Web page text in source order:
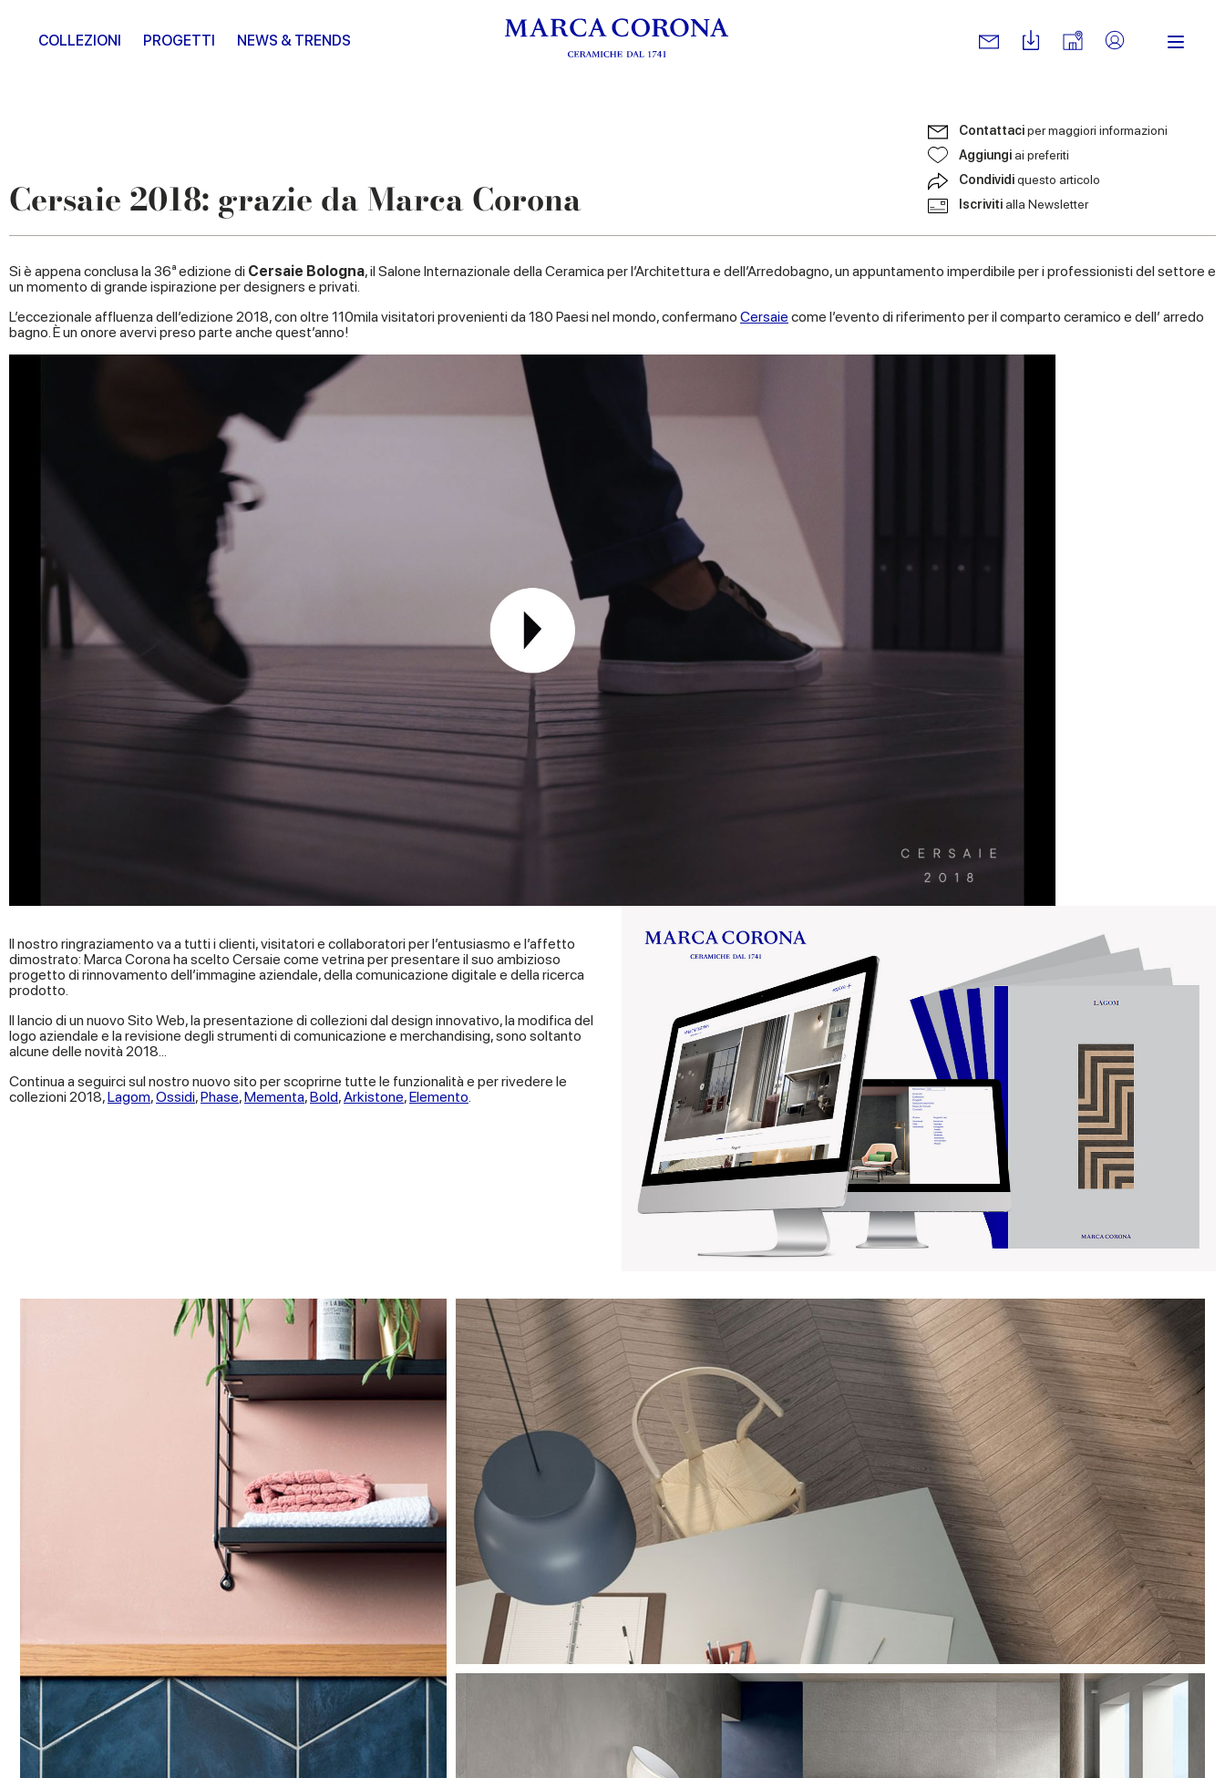
COLLEZIONI PROGETTI NEWS & TRENDS
Cersaie 2018: grazie da Marca Corona
Contattaciper maggiori informazioni
Aggiungi ai preferiti
Condividiquesto articolo
Iscriviti alla Newsletter
Si è appena conclusa la 36ª edizione di Cersaie Bologna, il Salone Internazionale della Ceramica per l’Architettura e dell’Arredobagno, un appuntamento imperdibile per i professionisti del settore e
un momento di grande ispirazione per designers e privati.
L’eccezionale affluenza dell’edizione 2018, con oltre 110mila visitatori provenienti da 180 Paesi nel mondo, confermano Cersaie come l’evento di riferimento per il comparto ceramico e dell’ arredo
bagno. È un onore avervi preso parte anche quest’anno!
Il nostro ringraziamento va a tutti i clienti, visitatori e collaboratori per l’entusiasmo e l’affetto
dimostrato: Marca Corona ha scelto Cersaie come vetrina per presentare il suo ambizioso
progetto di rinnovamento dell’immagine aziendale, della comunicazione digitale e della ricerca
prodotto.
Il lancio di un nuovo Sito Web, la presentazione di collezioni dal design innovativo, la modifica del
logo aziendale e la revisione degli strumenti di comunicazione e merchandising, sono soltanto
alcune delle novità 2018...
Continua a seguirci sul nostro nuovo sito per scoprirne tutte le funzionalità e per rivedere le
collezioni 2018,Lagom,Ossidi,Phase,Mementa,Bold,Arkistone,Elemento.